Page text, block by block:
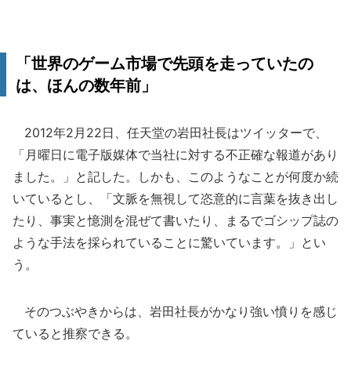
「世界のゲーム市場で先頭を走っていたの
は、ほんの数年前」
2012年2月22日、任天堂の岩田社長はツイッターで、
「月曜日に電子版媒体で当社に対する不正確な報道があり
ました。」と記した。しかも、このようなことが何度か続
いているとし、「文脈を無視して恣意的に言葉を抜き出し
たり、事実と憶測を混ぜて書いたり、まるでゴシップ誌の
ような手法を採られていることに驚いています。」とい
う。
そのつぶやきからは、岩田社長がかなり強い憤りを感じ
ていると推察できる。